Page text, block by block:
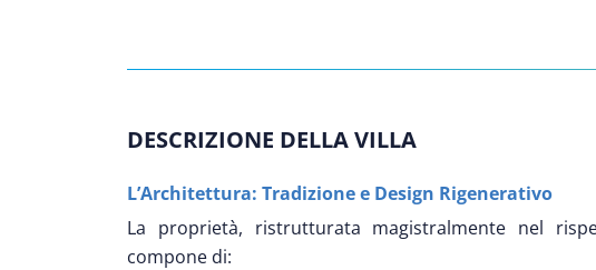
DESCRIZIONE DELLA VILLA
L’Architettura: Tradizione e Design Rigenerativo
La proprietà, ristrutturata magistralmente nel
compone di: